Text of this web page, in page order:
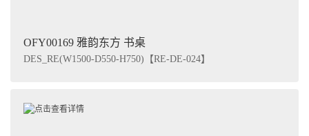
OFY00169 雅韵东方 书桌
DES_RE(W1500-D550-H750)【RE-DE-024】